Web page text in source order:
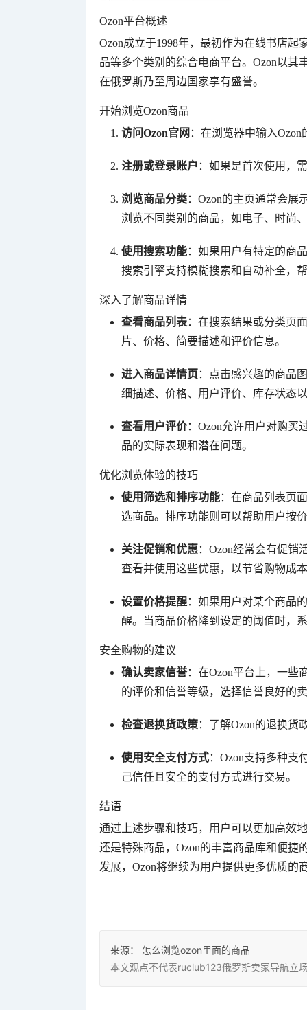
Ozon平台概述
Ozon成立于1998年，最初作为在线书店
品等多个类别的综合电商平台。Ozon以
在俄罗斯乃至周边国家享有盛誉。
开始浏览Ozon商品
访问Ozon官网 ：在浏览器中输入
注册或登录账户 ：如果是首次使用，
浏览商品分类：Ozon的主页通常会展
浏览不同类别的商品，如电子、时尚
使用搜索功能：如果用户有特定的商
搜索引擎支持模糊搜索和自动补全，
深入了解商品详情
查看商品列表：在搜索结果或分类页
片、价格、简要描述和评价信息。
进入商品详情页 ：点击感兴趣的商品
细描述、价格、用户评价、库存状态
查看用户评价：Ozon允许用户对购买
品的实际表现和潜在问题。
优化浏览体验的技巧
使用筛选和排序功能：在商品列表页
选商品。排序功能则可以帮助用户按
关注促销和优惠：Ozon经常会有促销
查看并使用这些优惠，以节省购物成
设置价格提醒：如果用户对某个商品
醒。当商品价格降到设定的阈值时，
安全购物的建议
确认卖家信誉：在Ozon平台上，一些
的评价和信誉等级，选择信誉良好的
检查退换货政策：了解Ozon的退换货
使用安全支付方式：Ozon支持多种支
己信任且安全的支付方式进行交易。
结语
通过上述步骤和技巧，用户可以更加高效
还是特殊商品，Ozon的丰富商品库和便捷
发展，Ozon将继续为用户提供更多优质的
来源：
怎么浏览ozon里面的商品
本文观点不代表ruclub123俄罗斯卖家导航立